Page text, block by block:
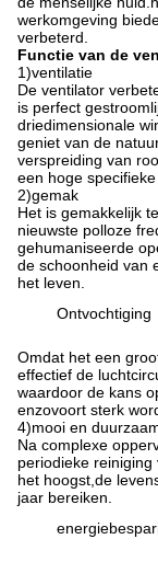
werkomgeving
verbeterd.
Functie van de
1)ventilatie
De ventilator
is perfect
driedimensionale
geniet van de
verspreiding van
een hoge
2)gemak
Het is gemakkelijk
nieuwste polloze
gehumaniseerde
de schoonheid van
het leven.
Ontvochtiging
Omdat het een
effectief de
waardoor de kans
enzovoort sterk
4)mooi en
Na complexe
periodieke
het hoogst,de
jaar bereiken.